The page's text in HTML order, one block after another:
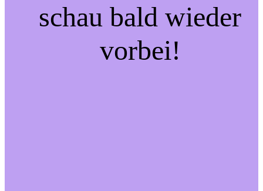
schau bald wieder
vorbei!